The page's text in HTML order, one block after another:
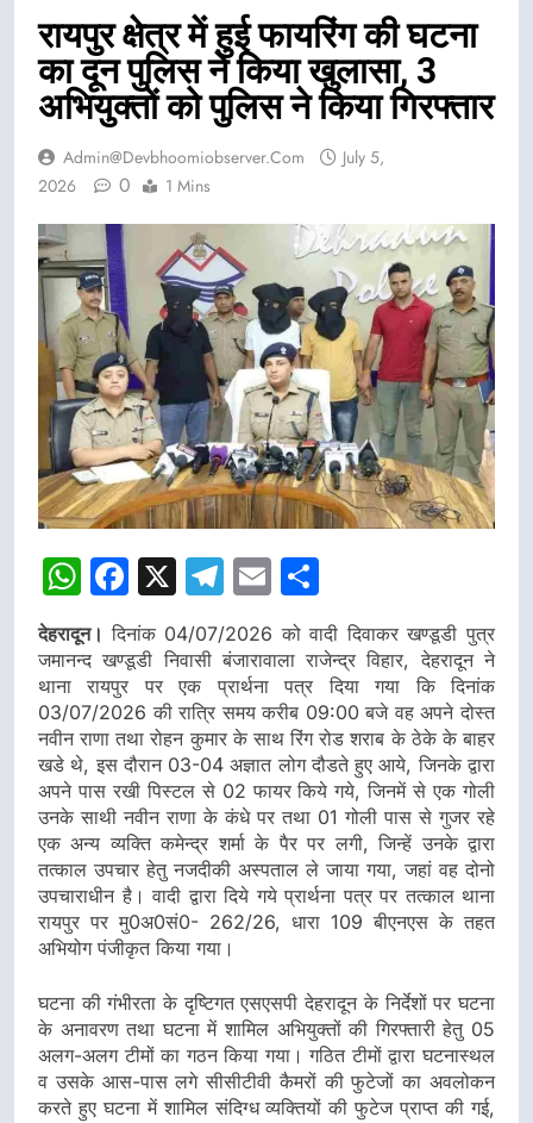
रायपुर क्षेत्र में हुई फायरिंग की घटना
का दून पुलिस ने किया खुलासा, 3
अभियुक्तों को पुलिस ने किया गिरफ्तार
Admin@devbhoomiobserver.com
July 5,
2026
0 1 Mins
WhatsApp
Facebook
X Telegram
Email
देहरादून।दिनांक 04/07/2026 को वादी दिवाकर खण्डूडी पुत्र
जमानन्द खण्डूडी निवासी बंजारावाला राजेन्द्र विहार, देहरादून ने
थाना रायपुर पर एक प्रार्थना पत्र दिया गया कि दिनांक
03/07/2026 की रात्रि समय करीब 09:00 बजे वह अपने दोस्त
नवीन राणा तथा रोहन कुमार के साथ रिंग रोड शराब के ठेके के बाहर
खडे थे, इस दौरान 03-04 अज्ञात लोग दौडते हुए आये, जिनके द्वारा
अपने पास रखी पिस्टल से 02 फायर किये गये, जिनमें से एक गोली
उनके साथी नवीन राणा के कंधे पर तथा 01 गोली पास से गुजर रहे
एक अन्य व्यक्ति कमेन्द्र शर्मा के पैर पर लगी, जिन्हें उनके द्वारा
तत्काल उपचार हेतु नजदीकी अस्पताल ले जाया गया, जहां वह दोनो
उपचाराधीन है। वादी द्वारा दिये गये प्रार्थना पत्र पर तत्काल थाना
रायपुर पर मु0अ0सं0- 262/26, धारा 109 बीएनएस के तहत
अभियोग पंजीकृत किया गया।
घटना की गंभीरता के दृष्टिगत एसएसपी देहरादून के निर्देशों पर घटना
के अनावरण तथा घटना में शामिल अभियुक्तों की गिरफ्तारी हेतु 05
अलग-अलग टीमों का गठन किया गया। गठित टीमों द्वारा घटनास्थल
व उसके आस-पास लगे सीसीटीवी कैमरों की फुटेजों का अवलोकन
करते हुए घटना में शामिल संदिग्ध व्यक्तियों की फुटेज प्राप्त की गई,